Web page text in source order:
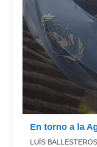
En torno a la
LUÍS